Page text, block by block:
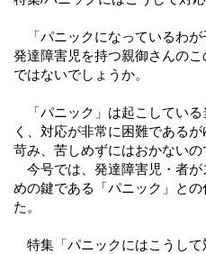
「パニックになっているわが
発達障害児を持つ親御さんの
ではないでしょうか。
「パニック」は起こしている
く、対応が非常に困難である
苛み、苦しめずにはおかないの
今号では、発達障害児・者が
めの鍵である「パニック」と
た。
特集「パニックにはこうして